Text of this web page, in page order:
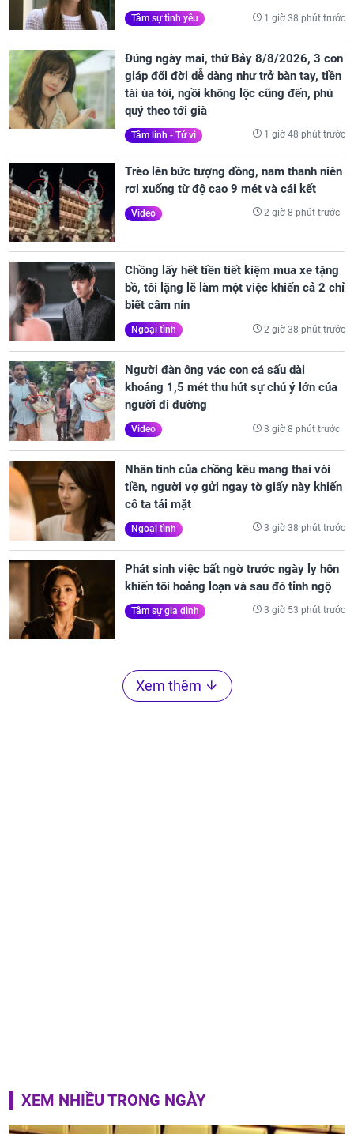
Tâm sự tình yêu 1 giờ 38 phút trước
Đúng ngày mai, thứ Bảy 8/8/2026, 3 con
giáp đổi đời dễ dàng như trở bàn tay, tiền
tài ùa tới, ngồi không lộc cũng đến, phú
quý theo tới già
Tâm linh - Tử vi 1 giờ 48 phút trước
Trèo lên bức tượng đồng, nam thanh niên
rơi xuống từ độ cao 9 mét và cái kết
Video 2 giờ 8 phút trước
Chồng lấy hết tiền tiết kiệm mua xe tặng
bồ, tôi lặng lẽ làm một việc khiến cả 2 chỉ
biết câm nín
Ngoại tình 2 giờ 38 phút trước
Người đàn ông vác con cá sấu dài
khoảng 1,5 mét thu hút sự chú ý lớn của
người đi đường
Video 3 giờ 8 phút trước
Nhân tình của chồng kêu mang thai vòi
tiền, người vợ gửi ngay tờ giấy này khiến
cô ta tái mặt
Ngoại tình 3 giờ 38 phút trước
Phát sinh việc bất ngờ trước ngày ly hôn
khiến tôi hoảng loạn và sau đó tỉnh ngộ
Tâm sự gia đình 3 giờ 53 phút trước
Xem thêm
XEM NHIỀU TRONG NGÀY